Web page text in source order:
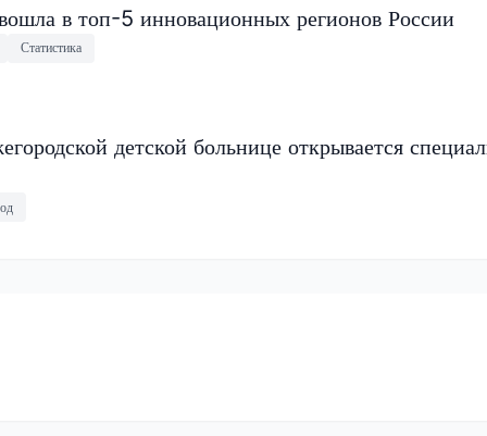
в топ-5 инновационных регионов России
Статистика
детской больнице открывается